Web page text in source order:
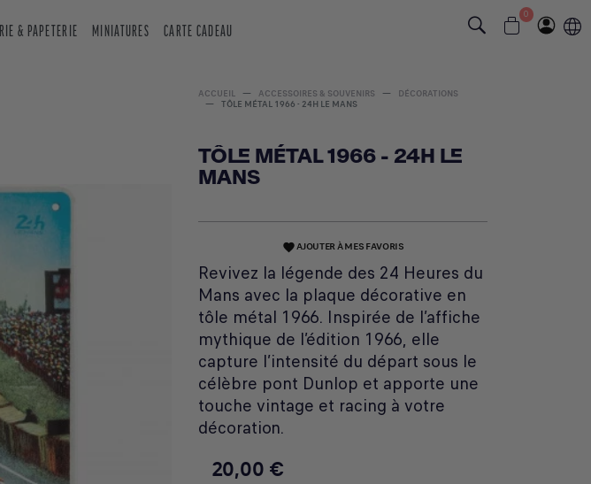
& PAPETERIE MINIATURES CARTE CADEAU
0
ACCUEIL ACCESSOIRES & SOUVENIRS
DÉCORATIONS
TÔLE MÉTAL 1966 - 24H LE MANS
TÔLE MÉTAL 1966 - 24H LE
MANS
favoriteAJOUTER À MES FAVORIS
Revivez la légende des 24 Heures du
Mans avec la plaque décorative en
tôle métal 1966. Inspirée de l’affiche
mythique de l’édition 1966, elle
capture l’intensité du départ sous le
célèbre pont Dunlop et apporte une
touche vintage et racing à votre
décoration.
20,00 €